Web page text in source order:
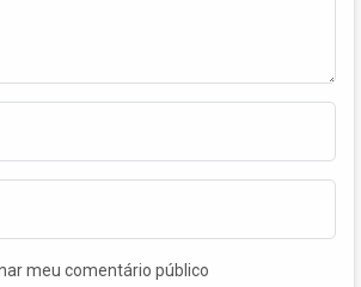
meu comentário público